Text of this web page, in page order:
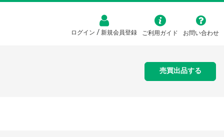
ログイン / 新規会員登録 ご利用ガイド お問い合わせ
売買出品する